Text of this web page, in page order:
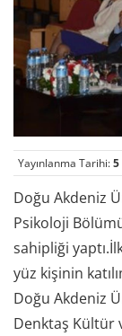
Yayınlanma Tarihi:5
Doğu Akdeniz
Psikoloji
sahipliği
yüz kişinin
Doğu Akdeniz
Denktaş Kültür